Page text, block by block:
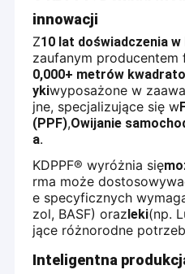
innowacji
Z10 lat doświadczenia w
zaufanym
0,000+ metrów
ykiwyposażone w
jne, specjalizujące się w
(PPF),Owijanie
a.
KDPPF® wyróżnia się
rma może
e specyficznych
zol, BASF) orazleki(np.
jące różnorodne
Inteligentna